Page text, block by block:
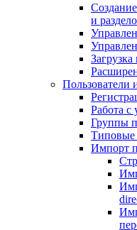
и
Пользователи
Работа с
Группы
Типовые
Импорт